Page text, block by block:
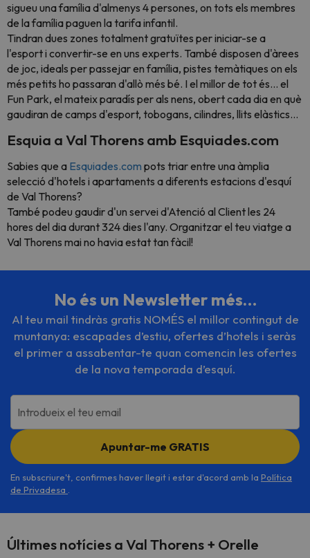
sigueu una família d'almenys 4 persones, on tots els membres
de la família paguen la tarifa infantil.
Tindran dues zones totalment gratuïtes per iniciar-se a
l'esport i convertir-se en uns experts. També disposen d'àrees
de joc, ideals per passejar en família, pistes temàtiques on els
més petits ho passaran d'allò més bé. I el millor de tot és… el
Fun Park, el mateix paradís per als nens, obert cada dia en què
gaudiran de camps d'esport, tobogans, cilindres, llits elàstics…
Esquia a Val Thorens amb Esquiades.com
Sabies que a Esquiades.com pots triar entre una àmplia
selecció d'hotels i apartaments a diferents estacions d'esquí
de Val Thorens?
També podeu gaudir d'un servei d'Atenció al Client les 24
hores del dia durant 324 dies l'any. Organitzar el teu viatge a
Val Thorens mai no havia estat tan fàcil!
No és un Newsletter més…
Al teu mail tindràs gratis NOMÉS el millor contingut de
muntanya: escapades d’estiu, ofertes d’hotels i seràs
el primer a assabentar-te quan comencin les ofertes
de la nova temporada d’esquí.
Introdueix el teu email
Apuntar-me GRATIS
En subscriure't, confirmes haver llegit i estar d'acord amb la Política
de Privadesa
Últimes notícies a Val Thorens + Orelle